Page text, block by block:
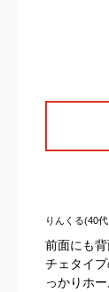
りんくる(40
前面にも
チェタイ
っかりホ